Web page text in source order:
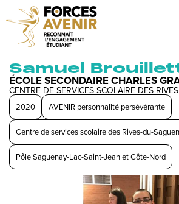
Samuel
ÉCOLE SECONDAIRE CHARLES
CENTRE DE SERVICES SCOLAIRE DES
2020 AVENIR personnalité persévérante
Centre de services scolaire des Rives-du-
Pôle Saguenay-Lac-Saint-Jean et Côte-Nord